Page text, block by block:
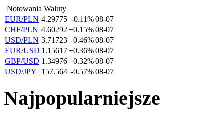
Notowania Waluty
EUR/PLN 4.29775 -0.11%08-07
CHF/PLN 4.60292 +0.15%08-07
USD/PLN 3.71723 -0.46%08-07
EUR/USD 1.15617+0.36%08-07
GBP/USD 1.34976+0.32%08-07
USD/JPY
157.564 -0.57%08-07
Najpopularniejsze